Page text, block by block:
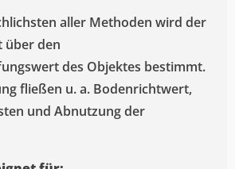
aller Methoden wird der
über den
des Objektes bestimmt.
fließen u. a. Bodenrichtwert,
und Abnutzung der